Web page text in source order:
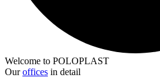
Welcome to POLOPLAST
Ouroffices in detail